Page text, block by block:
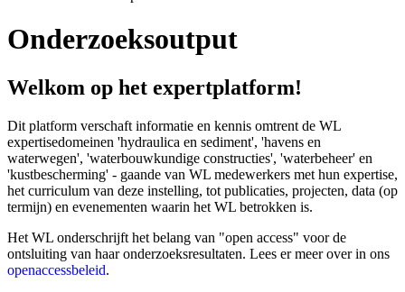
Onderzoeksoutput
Welkom op het expertplatform!
Dit platform verschaft informatie en kennis omtrent de WL
expertisedomeinen 'hydraulica en sediment', 'havens en
waterwegen', 'waterbouwkundige constructies', 'waterbeheer' en
'kustbescherming' - gaande van WL medewerkers met hun expertise,
het curriculum van deze instelling, tot publicaties, projecten, data (op
termijn) en evenementen waarin het WL betrokken is.
Het WL onderschrijft het belang van "open access" voor de
ontsluiting van haar onderzoeksresultaten. Lees er meer over in ons
openaccessbeleid.